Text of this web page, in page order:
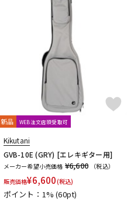
パーカッション
電子ピアノ
その他楽器
DTM
新品 WEB注文店頭受取可
Kikutani
GVB-10E (GRY) [エレキギター用]
メーカー希望小売価格 ¥6,600
（税込）
販売価格¥6,600(税込)
ポイント：1%(60pt)